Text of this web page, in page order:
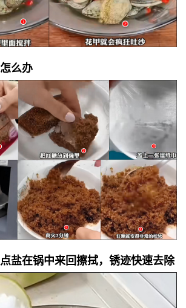
么办
盐在锅中来回擦拭，锈迹快速去除